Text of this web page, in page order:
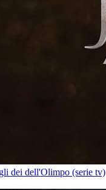
dei dell'Olimpo (serie tv)